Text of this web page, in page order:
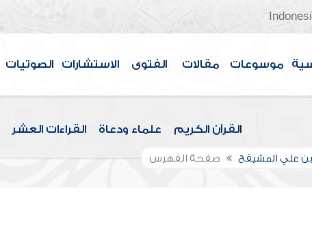
موسوعات مقالات الفتوى الاستشارات الصوتيات
القرآن الكريم علماء ودعاة القراءات العشر
علي المشيقح صفحة الفهرس